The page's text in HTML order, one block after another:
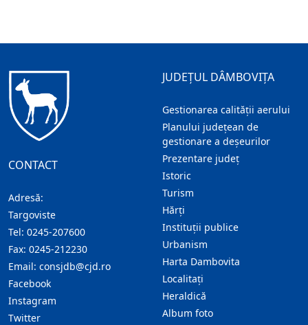
CONTACT
Adresă:
Targoviste
Tel: 0245-207600
Fax: 0245-212230
Email: consjdb@cjd.ro
Facebook
Instagram
Twitter
JUDEȚUL DÂMBOVIȚA
Gestionarea calității aerului
Planului județean de
gestionare a deșeurilor
Prezentare judeţ
Istoric
Turism
Hărţi
Instituţii publice
Urbanism
Harta Dambovita
Localitaţi
Heraldică
Album foto